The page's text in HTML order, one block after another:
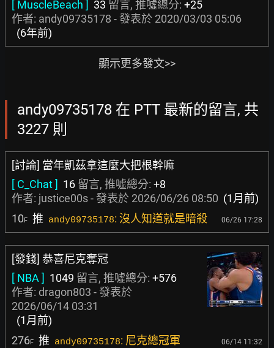
[ MuscleBeach ] 33 留言, 推噓總分: +25
作者: andy09735178 - 發表於 2020/03/03 05:06
(6年前)
顯示更多發文>>
andy09735178 在 PTT 最新的留言, 共
3227 則
[討論] 當年凱茲拿這麼大把根幹嘛
[ C_Chat ] 16 留言, 推噓總分: +8
作者: justice00s- 發表於 2026/06/26 08:50 (1月前)
10F 推 andy09735178: 沒人知道就是暗殺 06/26 17:28
[發錢] 恭喜尼克奪冠
[ NBA ] 1049 留言, 推噓總分: +576
作者: dragon803 - 發表於
2026/06/14 03:31
(1月前)
276F 推 andy09735178: 尼克總冠軍 06/14 11:32